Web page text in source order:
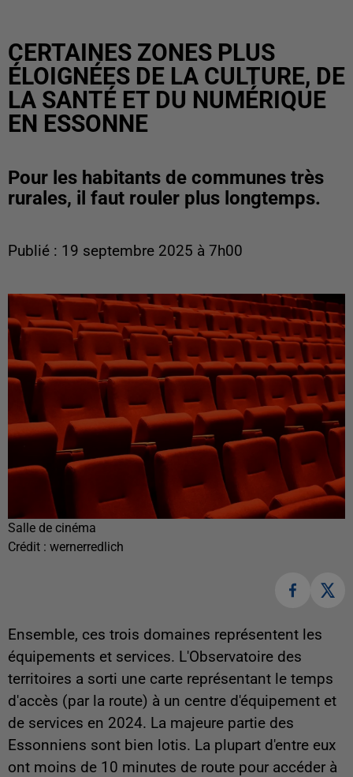
CERTAINES ZONES PLUS
ÉLOIGNÉES DE LA CULTURE, DE
LA SANTÉ ET DU NUMÉRIQUE
EN ESSONNE
Pour les habitants de communes très
rurales, il faut rouler plus longtemps.
Publié : 19 septembre 2025 à 7h00
Salle de cinéma
Crédit : wernerredlich
Ensemble, ces trois domaines représentent les
équipements et services. L'Observatoire des
territoires a sorti une carte représentant le temps
d'accès (par la route) à un centre d'équipement et
de services en 2024. La majeure partie des
Essonniens sont bien lotis. La plupart d'entre eux
ont moins de 10 minutes de route pour accéder à